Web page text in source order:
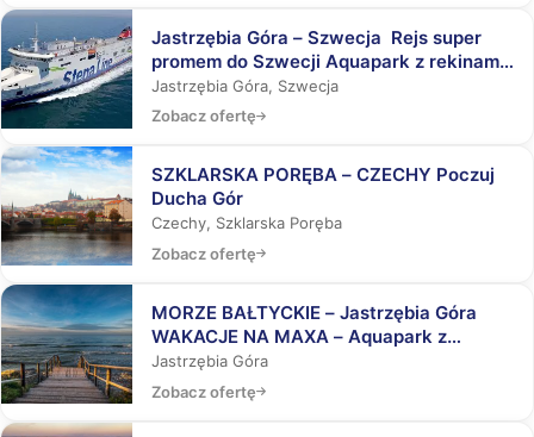
Jastrzębia Góra – Szwecja Rejs super
promem do Szwecji Aquapark z rekinami,
Laser Tag, Misja Specjalna
Jastrzębia Góra, Szwecja
Zobacz ofertę
SZKLARSKA PORĘBA – CZECHY Poczuj
Ducha Gór
Czechy, Szklarska Poręba
Zobacz ofertę
MORZE BAŁTYCKIE – Jastrzębia Góra
WAKACJE NA MAXA – Aquapark z
rekinami, Laser Tag, Misja Specjalna
Jastrzębia Góra
Zobacz ofertę